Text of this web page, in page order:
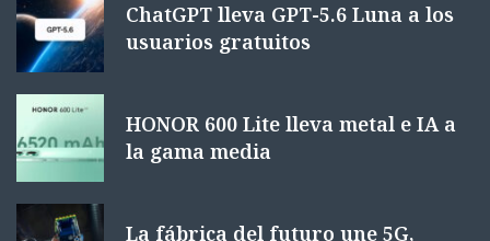
ChatGPT lleva GPT-5.6 Luna a los
usuarios gratuitos
HONOR 600 Lite lleva metal e IA a
la gama media
La fábrica del futuro une 5G,